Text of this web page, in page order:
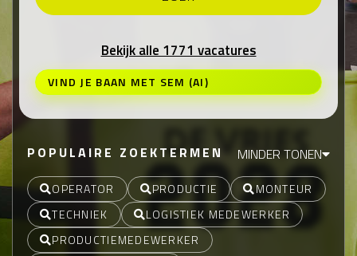
Bekijk alle 1771 vacatures
VIND JE BAAN MET SEM (AI)
POPULAIRE ZOEKTERMEN MINDER TONEN
OPERATOR PRODUCTIE
MONTEUR
TECHNIEK
LOGISTIEK MEDEWERKER
PRODUCTIEMEDEWERKER